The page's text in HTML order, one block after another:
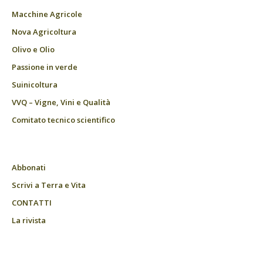
Macchine Agricole
Nova Agricoltura
Olivo e Olio
Passione in verde
Suinicoltura
VVQ – Vigne, Vini e Qualità
Comitato tecnico scientifico
Abbonati
Scrivi a Terra e Vita
CONTATTI
La rivista